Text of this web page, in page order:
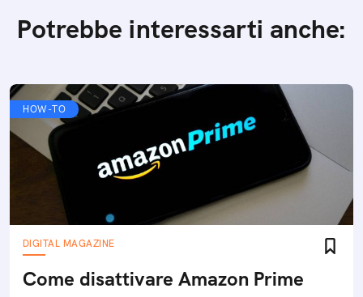
Potrebbe interessarti anche:
HOW-TO
DIGITAL MAGAZINE
Come disattivare Amazon Prime